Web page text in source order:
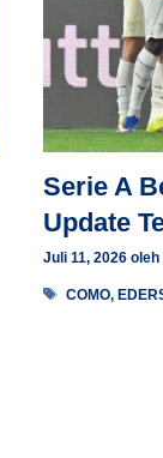
Serie A
Update
Juli 11, 2026 oleh
Tag
COMO,